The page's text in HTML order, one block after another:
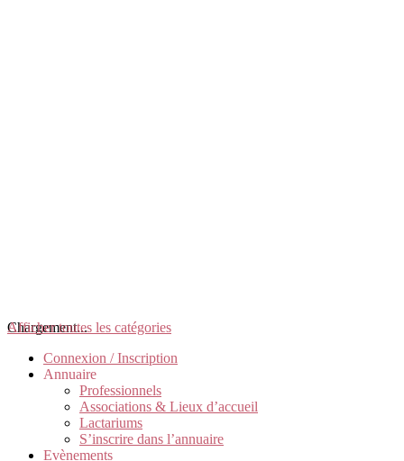
Chargement...
Afficher toutes les catégories
Connexion / Inscription
Annuaire
Professionnels
Associations & Lieux d’accueil
Lactariums
S’inscrire dans l’annuaire
Evènements